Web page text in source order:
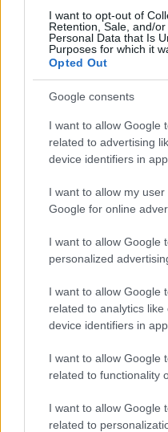
I want to opt-out of
Retention, Sale, and/
Personal Data that Is
Purposes for which it
Opted Out
Google consents
I want to allow Google
related to advertising
device identifiers in
I want to allow my
Google for online
I want to allow Google
personalized
I want to allow Google
related to analytics
device identifiers in
I want to allow Google
related to functionality
I want to allow Google
related to
Tesla behozatal
Model S P85D
Weboldal készítés és optimalizálás
Tesla behozatal TESLA
Debrecen
A vételár 27 % Áfa-t
biztosít nyíltvégű